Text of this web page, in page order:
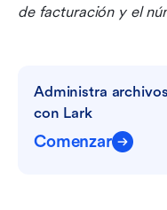
de facturación y el
Administra
con Lark
Comenzar